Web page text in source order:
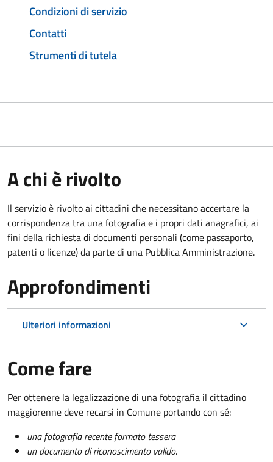
Condizioni di servizio
Contatti
Strumenti di tutela
A chi è rivolto
Il servizio è rivolto ai cittadini che necessitano accertare la
corrispondenza tra una fotografia e i propri dati anagrafici, ai
fini della richiesta di documenti personali (come passaporto,
patenti o licenze) da parte di una Pubblica Amministrazione.
Approfondimenti
Ulteriori informazioni
Come fare
Per ottenere la legalizzazione di una fotografia il cittadino
maggiorenne deve recarsi in Comune portando con sé:
una fotografia recente formato tessera
un documento di riconoscimento valido.